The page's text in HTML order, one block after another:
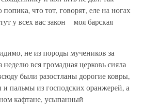
попика, что тот, говорят, еле на ногах
у всех вас закон – моя барская
не из породы мучеников за
неделю вся громадная церковь сияла
были разостланы дорогие ковры,
и пальмы из господских оранжерей, а
кафтане, усыпанный